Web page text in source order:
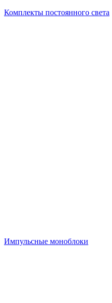
Комплекты постоянного света
Импульсные моноблоки